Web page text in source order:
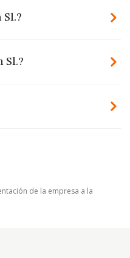
Sl.?
Sl.?
de la empresa a la